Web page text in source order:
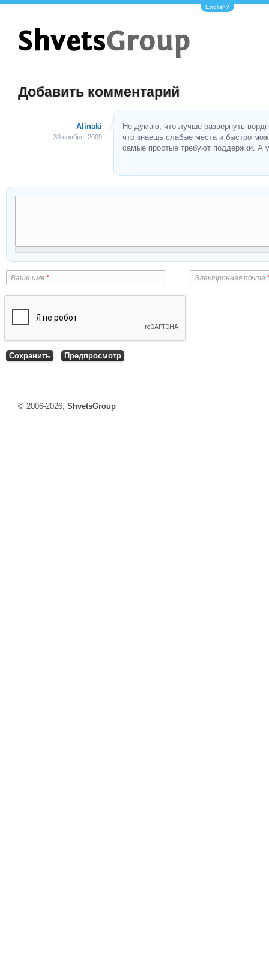
English?
Добавить комментарий
Alinaki
30 ноября, 2009
Не думаю, что лучше развернуть
что знаешь слабые места и быстро
самые простые требуют поддержки. А
Ваше имя * Электронная почта
© 2006-2026, ShvetsGroup